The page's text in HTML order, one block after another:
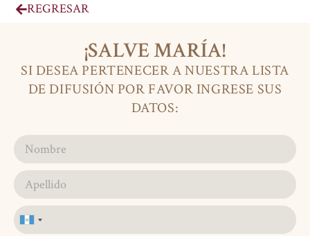
REGRESAR
¡SALVE MARÍA!
SI DESEA PERTENECER A NUESTRA LISTA
DE DIFUSIÓN POR FAVOR INGRESE SUS
DATOS:
Guatemala